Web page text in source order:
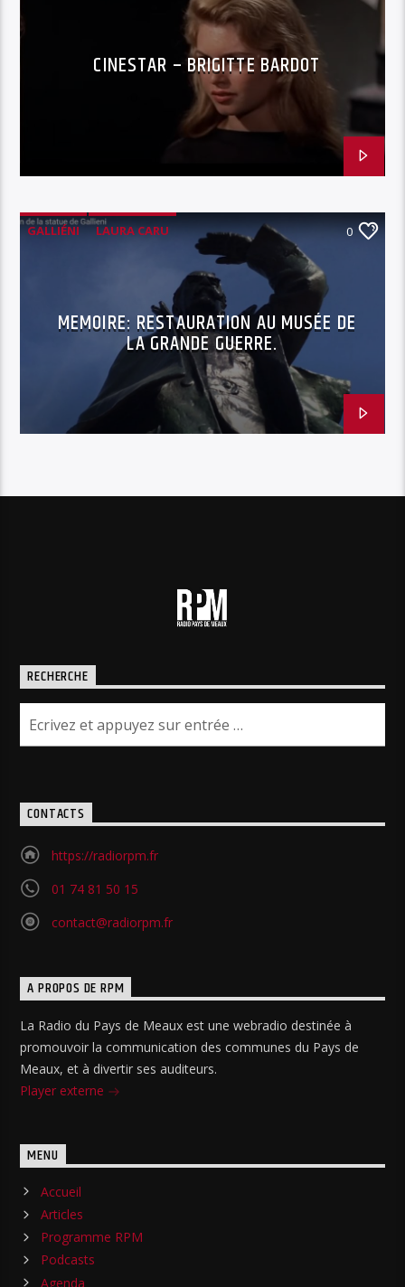
CINESTAR – BRIGITTE BARDOT
GALLIÉNI
LAURA CARU
RESTAURATION OEUVRE D'ART
0
MEMOIRE: RESTAURATION AU MUSÉE DE
LA GRANDE GUERRE.
RECHERCHE
CONTACTS
https://radiorpm.fr
01 74 81 50 15
contact@radiorpm.fr
A PROPOS DE RPM
La Radio du Pays de Meaux est une webradio destinée à
promouvoir la communication des communes du Pays de
Meaux, et à divertir ses auditeurs.
Player externe
MENU
Accueil
Articles
Programme RPM
Podcasts
Agenda